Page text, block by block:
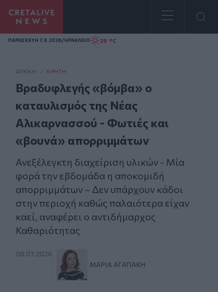
Homepage
ΠΑΡΑΣΚΕΥΗ 7.8.2026/ΗΡΑΚΛΕΙΟ 29 °C
ΑΡΧΙΚΗ / ΚΡΉΤΗ
Βραδυφλεγής «βόμβα» ο
καταυλισμός της Νέας
Αλικαρνασσού - Φωτιές και
«βουνά» απορριμμάτων
Ανεξέλεγκτη διαχείριση υλικών - Μία
φορά την εβδομάδα η αποκομιδή
απορριμμάτων – Δεν υπάρχουν κάδοι
στην περιοχή καθώς παλαιότερα είχαν
καεί, αναφέρει ο αντιδήμαρχος
Καθαριότητας
08.07.2026
ΜΑΡΊΑ ΑΓΑΠΆΚΗ